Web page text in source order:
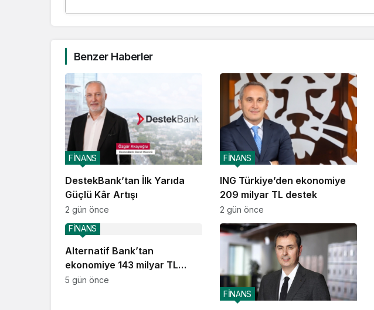
Benzer Haberler
DestekBank’tan İlk Yarıda
Güçlü Kâr Artışı
FİNANS
2 gün önce
ING Türkiye’den ekonomiye
209 milyar TL destek
FİNANS
2 gün önce
Alternatif Bank’tan
ekonomiye 143 milyar TL
destek
FİNANS
5 gün önce
FİNANS